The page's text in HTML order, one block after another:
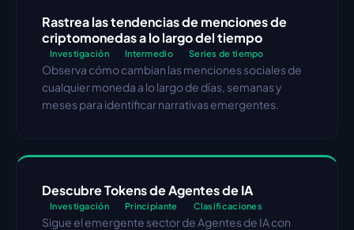
Rastrea las tendencias de menciones de
criptomonedas a lo largo del tiempo
Investigación Intermedio Series de tiempo
Observa cómo cambian las menciones sociales de
cualquier moneda a lo largo de días, semanas y
meses para identificar narrativas emergentes.
Descubre Tokens de Agentes de IA
Investigación Principiante Clasificaciones
Sigue el emergente sector de Agentes de IA con